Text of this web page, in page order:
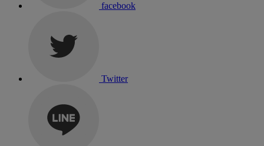
facebook
Twitter